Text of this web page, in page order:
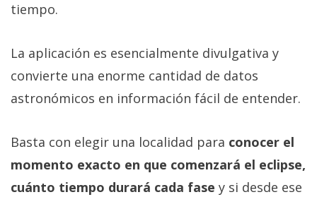
tiempo.
La aplicación es esencialmente divulgativa y
convierte una enorme cantidad de datos
astronómicos en información fácil de entender.
Basta con elegir una localidad para conocer el
momento exacto en que comenzará el eclipse,
cuánto tiempo durará cada fase y si desde ese